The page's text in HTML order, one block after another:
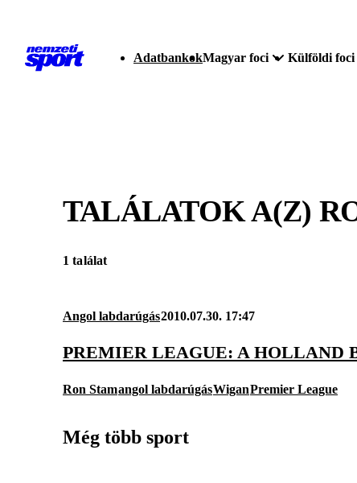
AdatbankokMagyar foci Külföldi foci
TALÁLATOK A(Z)
1 találat
Angol labdarúgás2010.07.30. 17:47
PREMIER LEAGUE: A HOLLAND
Ron Stamangol labdarúgásWiganPremier League
Még több sport